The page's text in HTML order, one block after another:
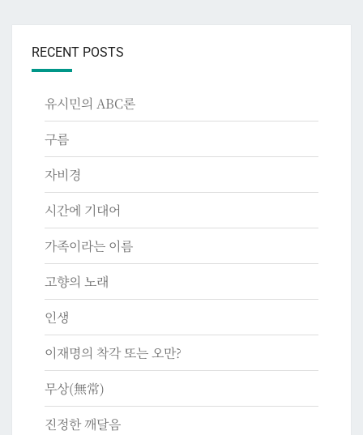
RECENT POSTS
유시민의 ABC론
구름
자비경
시간에 기대어
가족이라는 이름
고향의 노래
인생
이재명의 착각 또는 오만?
무상(無常)
진정한 깨달음